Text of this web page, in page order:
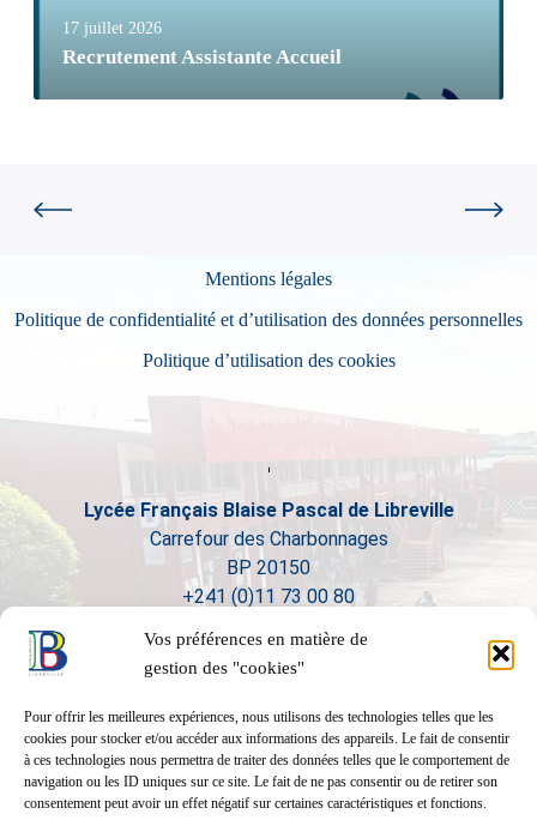
Vos préférences en matière de
gestion des "cookies"
Pour offrir les meilleures expériences, nous utilisons des technologies telles que les
cookies pour stocker et/ou accéder aux informations des appareils. Le fait de consentir
à ces technologies nous permettra de traiter des données telles que le comportement de
navigation ou les ID uniques sur ce site. Le fait de ne pas consentir ou de retirer son
consentement peut avoir un effet négatif sur certaines caractéristiques et fonctions.
17 juillet 2026
Recrutement Assistante Accueil
Mentions légales
Politique de confidentialité et d’utilisation des données personnelles
Politique d’utilisation des cookies
Lycée Français Blaise Pascal de Libreville
Carrefour des Charbonnages
BP 20150
+241 (0)11 73 00 80